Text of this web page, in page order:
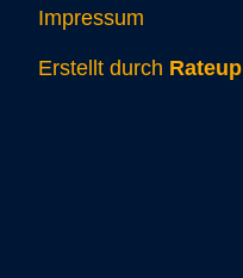
Impressum
Erstellt durch Rateup